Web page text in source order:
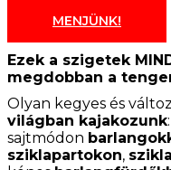
MENJÜNK!
Ezek a szigetek
megdobban a
Olyan kegyes és
világban kajakozunk
sajtmódon
sziklapartokon,